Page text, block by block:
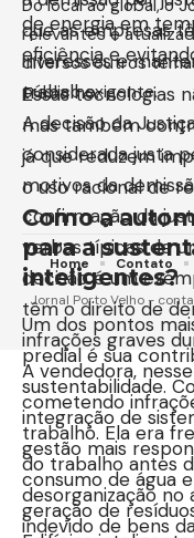
de energia em
eficiência e
Essas tecnologias
mas também
já que reduzem
o uso racional de
Como a
para a
inteligentes?
Um dos pontos
predial é sua
sustentabilidade.
integração de
gestão mais
consumo de água
geração de
que as empresas
interesses e
trabalho.
A decisão da
considerada justa
motivos da
confirmação da
verbas típicas de
decisão é um
têm o direito de
infrações graves
A vendedora,
cometendo
trabalho. Ela era
do trabalho antes
desorganização
indevido de bens
Do local ao global, o
relevantes e
diversos outros
público exigente.
Jornal Porto Velho -
Home Contato